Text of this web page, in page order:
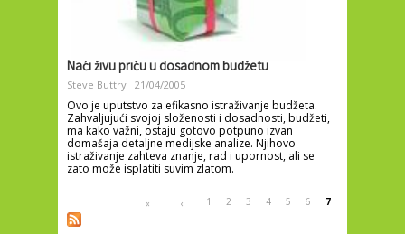
Naći živu priču u dosadnom budžetu
Steve Buttry 21/04/2005
Ovo je uputstvo za efikasno istraživanje budžeta.
Zahvaljujući svojoj složenosti i dosadnosti, budžeti,
ma kako važni, ostaju gotovo potpuno izvan
domašaja detaljne medijske analize. Njihovo
istraživanje zahteva znanje, rad i upornost, ali se
zato može isplatiti suvim zlatom.
Pages « ‹ 1 2 3 4 5 6 7